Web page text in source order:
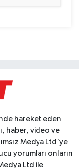
hareket eden
haber, video ve
Medya Ltd'ye
yorumları onların
Ltd ile